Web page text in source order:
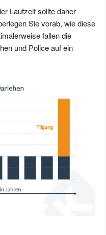
Laufzeit sollte daher
Sie vorab, wie diese
fallen die
und Police auf ein